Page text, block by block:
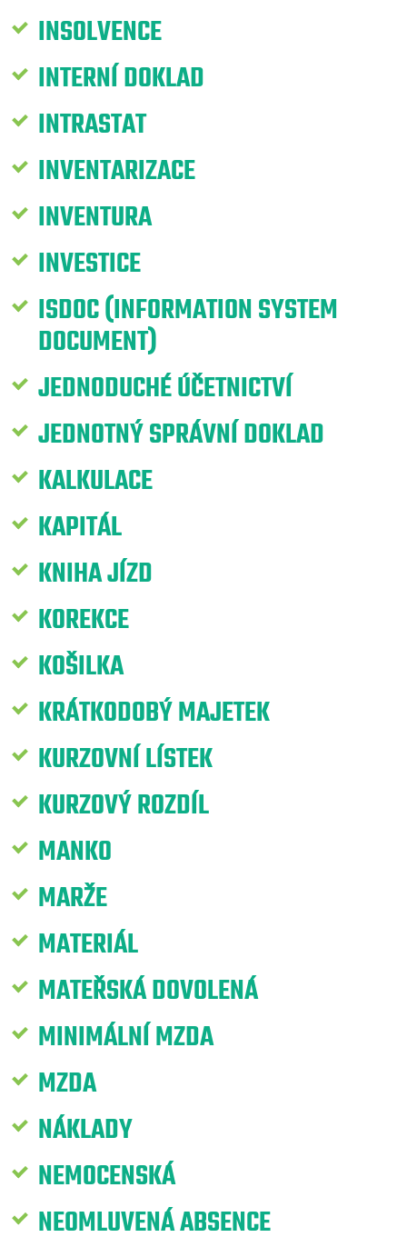
INSOLVENCE
INTERNÍ DOKLAD
INTRASTAT
INVENTARIZACE
INVENTURA
INVESTICE
ISDOC (INFORMATION SYSTEM
DOCUMENT)
JEDNODUCHÉ ÚČETNICTVÍ
JEDNOTNÝ SPRÁVNÍ DOKLAD
KALKULACE
KAPITÁL
KNIHA JÍZD
KOREKCE
KOŠILKA
KRÁTKODOBÝ MAJETEK
KURZOVNÍ LÍSTEK
KURZOVÝ ROZDÍL
MANKO
MARŽE
MATERIÁL
MATEŘSKÁ DOVOLENÁ
MINIMÁLNÍ MZDA
MZDA
NÁKLADY
NEMOCENSKÁ
NEOMLUVENÁ ABSENCE